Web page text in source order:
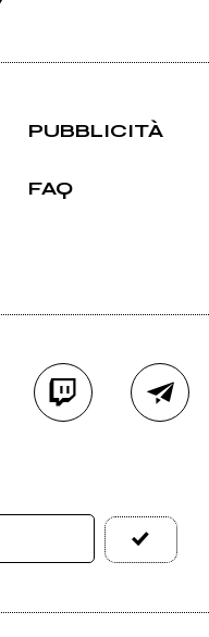
PUBBLICITÀ
FAQ